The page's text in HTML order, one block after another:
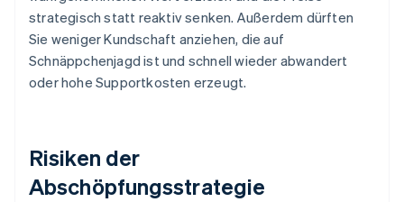
strategisch statt reaktiv senken. Außerdem dürften
Sie weniger Kundschaft anziehen, die auf
Schnäppchenjagd ist und schnell wieder abwandert
oder hohe Supportkosten erzeugt.
Risiken der
Abschöpfungsstrategie